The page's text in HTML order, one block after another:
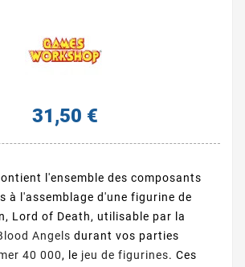
31,50 €
l'ensemble des composants
à l'assemblage d'une figurine de
Lord of Death, utilisable par la
Angels durant vos parties
40 000, le jeu de figurines. Ces